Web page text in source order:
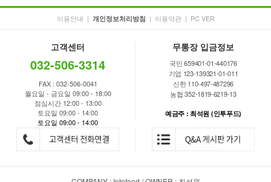
이용안내 | 개인정보처리방침 | 이용약관 | PC VER
고객센터
032-506-3314
FAX : 032-506-0041
월요일 - 금요일 09:00 - 18:00
점심시간 12:00 - 13:00
토요일 09:00 - 14:00
토요일 09:00 - 14:00
무통장 입금정보
국민 659401-01-440176
기업 123-139321-01-011
신한 110-497-487296
농협 352-1819-6219-13
예금주 : 최석원 (인투푸드)